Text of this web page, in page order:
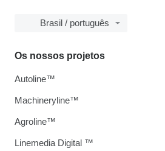
Brasil / português
Os nossos projetos
Autoline™
Machineryline™
Agroline™
Linemedia Digital ™